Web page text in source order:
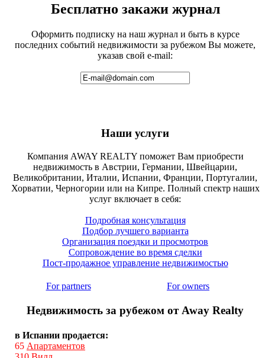
Бесплатно закажи журнал
Оформить подписку на наш журнал и быть в курсе
последних событий недвижимости за рубежом Вы можете,
указав свой e-mail:
Наши услуги
Компания AWAY REALTY поможет Вам приобрести
недвижимость в Австрии, Германии, Швейцарии,
Великобритании, Италии, Испании, Франции, Португалии,
Хорватии, Черногории или на Кипре. Полный спектр наших
услуг включает в себя:
Подробная консультация
Подбор лучшего варианта
Организация поездки и просмотров
Сопровождение во время сделки
Пост-продажное управление недвижимостью
For partners For owners
Недвижимость за рубежом от Away Realty
в Испании продается:
65 Апартаментов